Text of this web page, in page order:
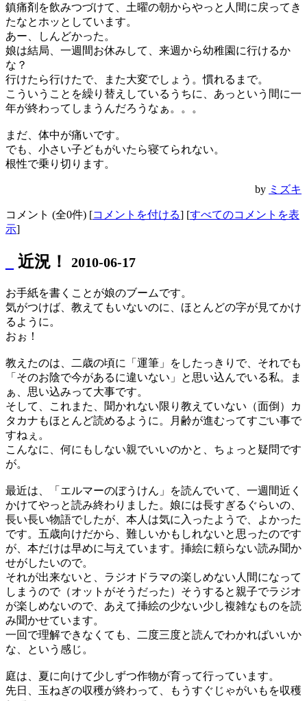
鎮痛剤を飲みつづけて、土曜の朝からやっと人間に戻ってき
たなとホッとしています。
あー、しんどかった。
娘は結局、一週間お休みして、来週から幼稚園に行けるか
な？
行けたら行けたで、また大変でしょう。慣れるまで。
こういうことを繰り替えしているうちに、あっという間に一
年が終わってしまうんだろうなぁ。。。
まだ、体中が痛いです。
でも、小さい子どもがいたら寝てられない。
根性で乗り切ります。
by ミズキ
コメント (全0件) [コメントを付ける] [すべてのコメントを表
示]
近況！ 2010-06-17
お手紙を書くことが娘のブームです。
気がつけば、教えてもいないのに、ほとんどの字が見てかけ
るように。
おぉ！
教えたのは、二歳の頃に「運筆」をしたっきりで、それでも
「そのお陰で今があるに違いない」と思い込んでいる私。ま
ぁ、思い込みって大事です。
そして、これまた、聞かれない限り教えていない（面倒）カ
タカナもほとんど読めるように。月齢が進むってすごい事で
すねぇ。
こんなに、何にもしない親でいいのかと、ちょっと疑問です
が。
最近は、「エルマーのぼうけん」を読んでいて、一週間近く
かけてやっと読み終わりました。娘には長すぎるぐらいの、
長い長い物語でしたが、本人は気に入ったようで、よかった
です。五歳向けだから、難しいかもしれないと思ったのです
が、本だけは早めに与えています。挿絵に頼らない読み聞か
せがしたいので。
それが出来ないと、ラジオドラマの楽しめない人間になって
しまうので（オットがそうだった）そうすると親子でラジオ
が楽しめないので、あえて挿絵の少ない少し複雑なものを読
み聞かせています。
一回で理解できなくても、二度三度と読んでわかればいいか
な、という感じ。
庭は、夏に向けて少しずつ作物が育って行っています。
先日、玉ねぎの収穫が終わって、もうすぐじゃがいもを収穫